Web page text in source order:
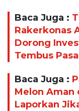
Baca Juga :
Rakerkonas
Dorong
Tembus
Baca Juga :
Melon Aman
Laporkan